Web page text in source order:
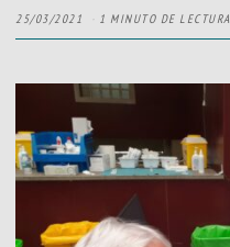
25/03/2021 1 MINUTO DE LECTURA